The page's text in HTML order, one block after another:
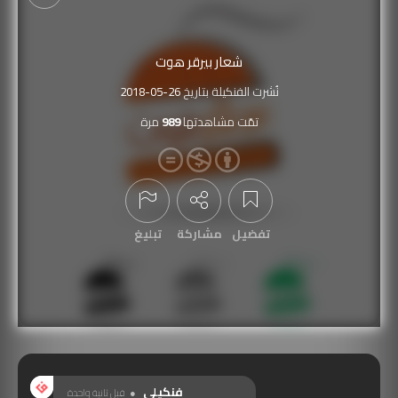
شعار بيرقر هوت
نُشرت الفنكيلة بتاريخ2018-05-26
تمّت مشاهدتها989مرة
تفضيل مشاركة تبليغ
عرض التعليقات
فنكيلي قبل ثانية واحدة